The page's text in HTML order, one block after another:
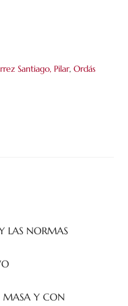
Santiago, Pilar,Ordás
LAS NORMAS
MASA Y CON